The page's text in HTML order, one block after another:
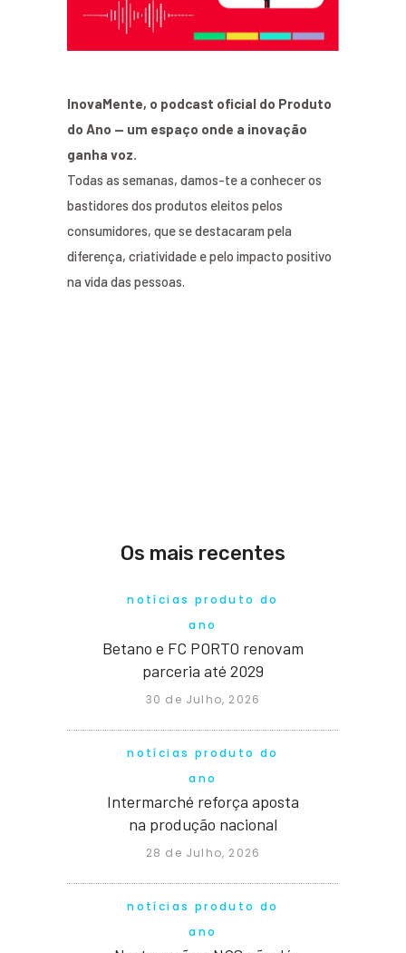
InovaMente, o podcast oficial do Produto
do Ano — um espaço onde a inovação
ganha voz.
Todas as semanas, damos-te a conhecer os
bastidores dos produtos eleitos pelos
consumidores, que se destacaram pela
diferença, criatividade e pelo impacto positivo
na vida das pessoas.
Os mais recentes
notícias produto do
ano
Betano e FC PORTO renovam
parceria até 2029
30 de Julho, 2026
notícias produto do
ano
Intermarché reforça aposta
na produção nacional
28 de Julho, 2026
notícias produto do
ano